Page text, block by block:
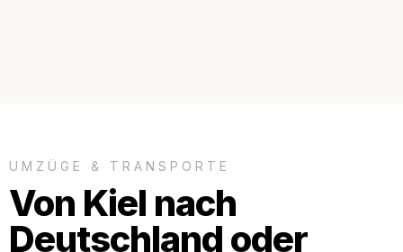
UMZÜGE & TRANSPORTE
Von Kiel nach
Deutschland oder